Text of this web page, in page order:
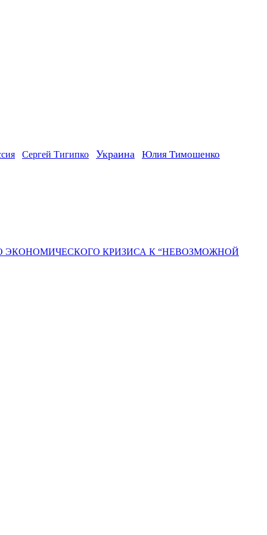
Сергей Тигипко Украина Юлия Тимошенко
КРИЗИСА К “НЕВОЗМОЖНОЙ